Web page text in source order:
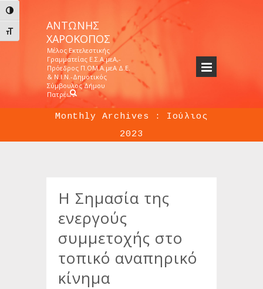
Εναλλαγή Υψηλής Αντίθεσης
Εναλλαγή Μεγέθους Γραμμάτων
ΑΝΤΏΝΗΣ
ΧΑΡΟΚΌΠΟΣ
Μέλος Εκτελεστικής
Γραμματείας Ε.Σ.Α.μεΑ,-
Πρόεδρος Π.ΟΜ.Α.μεΑ Δ.Ε.
& Ν.Ι.Ν.-Δημοτικός
Σύμβουλος Δήμου
Πατρέων
Monthly Archives : Ιούλιος
2023
Η Σημασία της
ενεργούς
συμμετοχής στο
τοπικό αναπηρικό
κίνημα